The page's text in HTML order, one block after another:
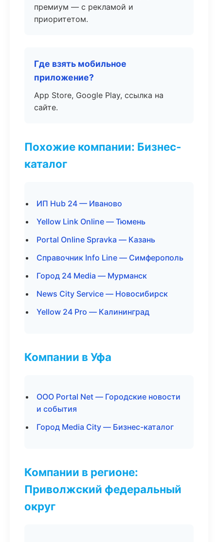
премиум — с рекламой и
приоритетом.
Где взять мобильное
приложение?
App Store, Google Play, ссылка на
сайте.
Похожие компании: Бизнес-
каталог
ИП Hub 24 — Иваново
Yellow Link Online — Тюмень
Portal Online Spravka — Казань
Справочник Info Line — Симферополь
Город 24 Media — Мурманск
News City Service — Новосибирск
Yellow 24 Pro — Калининград
Компании в Уфа
ООО Portal Net — Городские новости
и события
Город Media City — Бизнес-каталог
Компании в регионе:
Приволжский федеральный
округ